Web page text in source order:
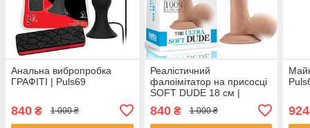
Анальна вибропробка
ГРАФІТІ | Puls69
840 ₴ 1 000 ₴
Реалістичний
фалоімітатор на присосці
SOFT DUDE 18 см |
840₴ 1 000 ₴ 924